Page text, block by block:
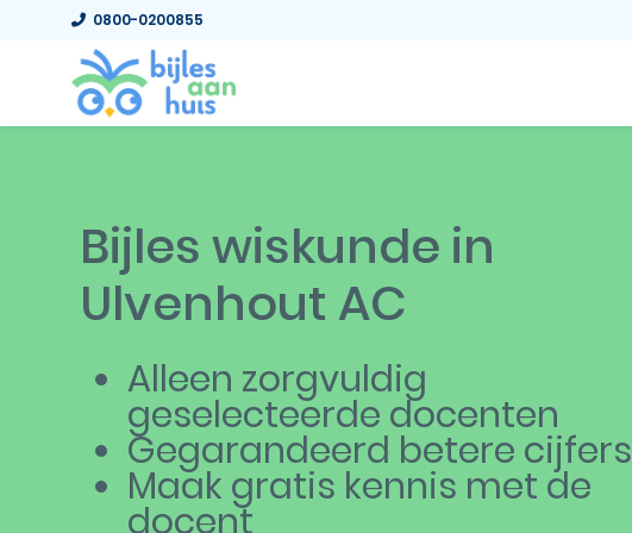
0800-0200855
Bijles wiskunde in
Ulvenhout AC
Alleen zorgvuldig
geselecteerde docenten
Gegarandeerd betere cijfers
Maak gratis kennis met de
docent